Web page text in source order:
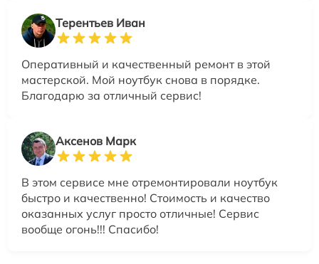
Терентьев Иван
Оперативный и качественный ремонт в этой
мастерской. Мой ноутбук снова в порядке.
Благодарю за отличный сервис!
Аксенов Марк
В этом сервисе мне отремонтировали ноутбук
быстро и качественно! Стоимость и качество
оказанных услуг просто отличные! Сервис
вообще огонь!!! Спасибо!